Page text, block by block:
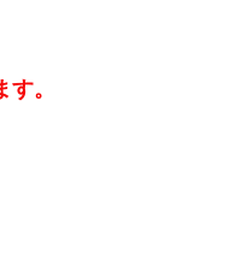
。